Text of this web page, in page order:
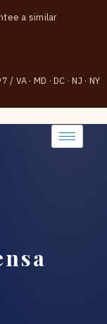
a similar
/ VA · MD · DC · NJ · NY